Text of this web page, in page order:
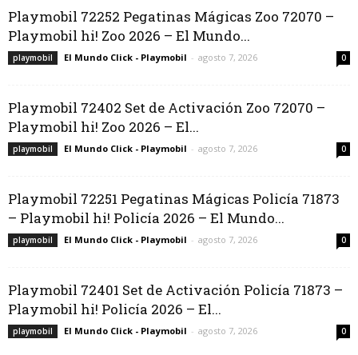
Playmobil 72252 Pegatinas Mágicas Zoo 72070 –
Playmobil hi! Zoo 2026 – El Mundo...
playmobil El Mundo Click - Playmobil - agosto 7, 2026 0
Playmobil 72402 Set de Activación Zoo 72070 –
Playmobil hi! Zoo 2026 – El...
playmobil El Mundo Click - Playmobil - agosto 7, 2026 0
Playmobil 72251 Pegatinas Mágicas Policía 71873
– Playmobil hi! Policía 2026 – El Mundo...
playmobil El Mundo Click - Playmobil - agosto 7, 2026 0
Playmobil 72401 Set de Activación Policía 71873 –
Playmobil hi! Policía 2026 – El...
playmobil El Mundo Click - Playmobil - agosto 7, 2026 0